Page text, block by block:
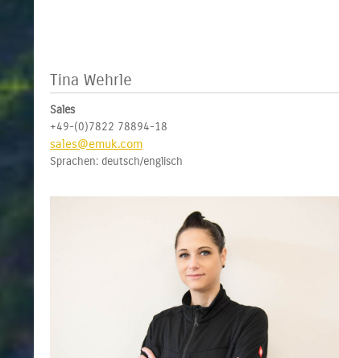
Tina Wehrle
Sales
+49-(0)7822 78894-18
sales@emuk.com
Sprachen: deutsch/englisch